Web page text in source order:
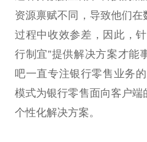
资源禀赋不同，导致他们
过程中收效参差，因此，
行制宜”提供解决方案才能
吧一直专注银行零售业务
模式为银行零售面向客户
个性化解决方案。